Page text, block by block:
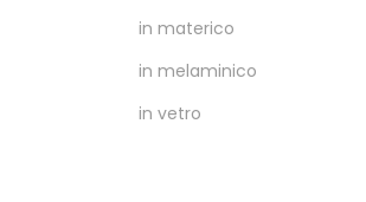
in materico
in melaminico
in vetro